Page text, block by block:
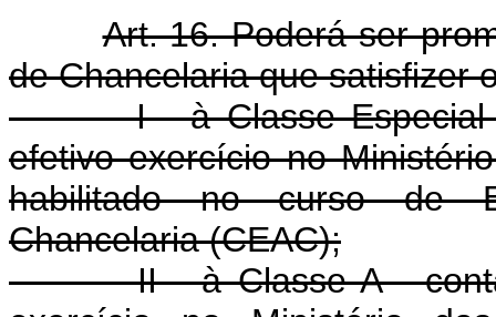
Art. 16. Poderá ser
de Chancelaria que satisfizer
I - à Classe Especial -
efetivo exercício no
habilitado no curso de
Chancelaria (CEAC);
II - à Classe A - contar,